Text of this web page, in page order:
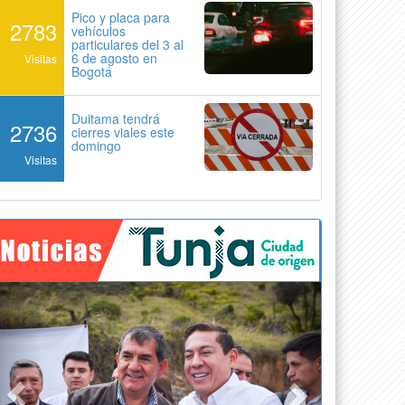
2783
Visitas
Pico y placa para
vehículos
particulares del 3 al
6 de agosto en
Bogotá
2736
Visitas
Duitama tendrá
cierres viales este
domingo
Previous Next